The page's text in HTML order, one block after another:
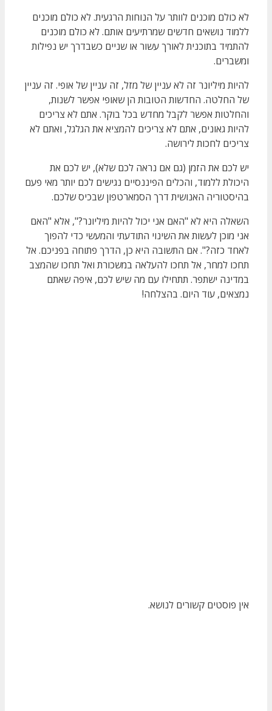
לא כולם מוכנים לוותר על הנוחות הרגעית. לא כולם מוכנים
ללמוד נושאים חדשים שמרתיעים אותם. לא כולם מוכנים
להתמיד בתוכנית לאורך עשור או שניים כשבדרך יש נפילות
ומשברים.
להיות מיליונר זה לא עניין של מזל, זה עניין של אופי. זה עניין
של החלטה. החדשות הטובות הן שאופי אפשר לשנות,
והחלטות אפשר לקבל מחדש בכל בוקר. אתם לא צריכים
להיות גאונים, אתם לא צריכים להמציא את הגלגל, ואתם לא
צריכים לחכות לירושה.
יש לכם את הזמן (גם אם נראה לכם שלא), יש לכם את
היכולת ללמוד, והכלים הפיננסיים נגישים לכם יותר מאי פעם
בהיסטוריה האנושית דרך הסמארטפון שבכיס שלכם.
השאלה היא לא "האם אני יכול להיות מיליונר?", אלא "האם
אני מוכן לעשות את השינוי התודעתי והמעשי כדי להפוך
לאחד כזה?". אם התשובה היא כן, הדרך פתוחה בפניכם. אל
תחכו למחר, אל תחכו להעלאה במשכורת ואל תחכו שהמצב
במדינה ישתפר. תתחילו עם מה שיש לכם, איפה שאתם
נמצאים, עוד היום. בהצלחה!
אין פוסטים קשורים לנושא.